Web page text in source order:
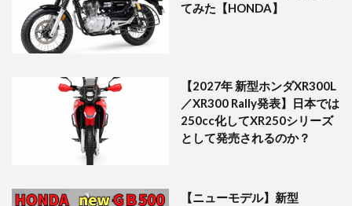
てみた【HONDA】
【2027年 新型ホンダXR300L
／XR300 Rally発表】日本では
250cc化してXR250シリーズ
として発売されるのか？
【ニューモデル】新型